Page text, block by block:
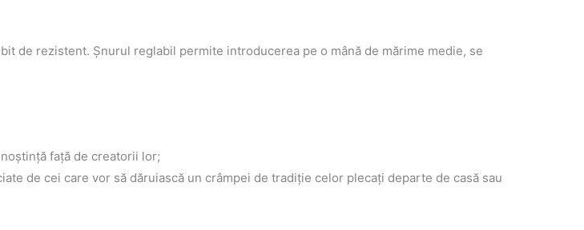
de rezistent. Şnurul reglabil permite introducerea pe o mână de mărime medie, se
faţă de creatorii lor;
de cei care vor să dăruiască un crâmpei de tradiţie celor plecaţi departe de casă sau